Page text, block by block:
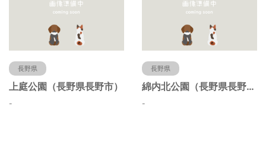
長野県
上庭公園（長野県長野市）
-
長野県
綿内北公園（長野県長野市）
-